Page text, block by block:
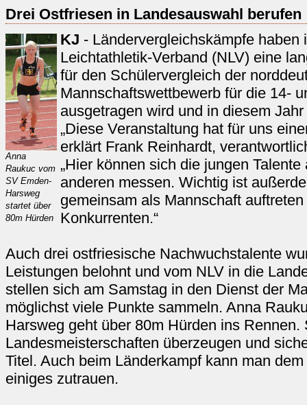
Drei Ostfriesen in Landesauswahl berufen
Anna
Raukuc vom
SV Emden-
Harsweg
startet über
80m Hürden
KJ - Ländervergleichskämpfe haben
Leichtathletik-Verband (NLV) eine
für den Schülervergleich der
Mannschaftswettbewerb für die 14-
ausgetragen wird und in diesem
„Diese Veranstaltung hat für uns
erklärt Frank Reinhardt,
„Hier können sich die jungen
anderen messen. Wichtig ist
gemeinsam als Mannschaft
Konkurrenten.“
Auch drei ostfriesische Nachwuchstalente
Leistungen belohnt und vom NLV in die
stellen sich am Samstag in den Dienst der
möglichst viele Punkte sammeln. Anna
Harsweg geht über 80m Hürden ins
Landesmeisterschaften überzeugen und
Titel. Auch beim Länderkampf kann man
einiges zutrauen.